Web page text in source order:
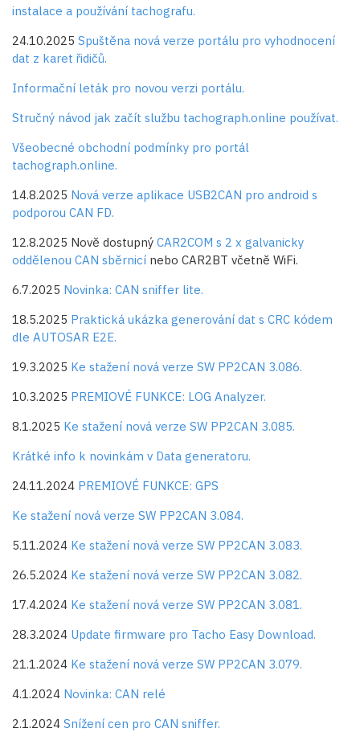
instalace a používání tachografu.
24.10.2025 Spuštěna nová verze portálu pro vyhodnocení
dat z karet řidičů.
Informační leták pro novou verzi portálu.
Stručný návod jak začít službu tachograph.online používat.
Všeobecné obchodní podmínky pro portál
tachograph.online.
14.8.2025 Nová verze aplikace USB2CAN pro android s
podporou CAN FD.
12.8.2025 Nově dostupný CAR2COM s 2 x galvanicky
oddělenou CAN sběrnicí nebo CAR2BT včetně WiFi.
6.7.2025 Novinka: CAN sniffer lite.
18.5.2025 Praktická ukázka generování dat s CRC kódem
dle AUTOSAR E2E.
19.3.2025 Ke stažení nová verze SW PP2CAN 3.086.
10.3.2025 PREMIOVÉ FUNKCE: LOG Analyzer.
8.1.2025 Ke stažení nová verze SW PP2CAN 3.085.
Krátké info k novinkám v Data generatoru.
24.11.2024 PREMIOVÉ FUNKCE: GPS
Ke stažení nová verze SW PP2CAN 3.084.
5.11.2024 Ke stažení nová verze SW PP2CAN 3.083.
26.5.2024 Ke stažení nová verze SW PP2CAN 3.082.
17.4.2024 Ke stažení nová verze SW PP2CAN 3.081.
28.3.2024 Update firmware pro Tacho Easy Download.
21.1.2024 Ke stažení nová verze SW PP2CAN 3.079.
4.1.2024 Novinka: CAN relé
2.1.2024 Snížení cen pro CAN sniffer.